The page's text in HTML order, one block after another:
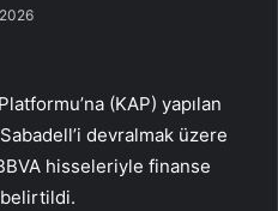
(KAP) yapılan
Sabadell’i devralmak üzere
hisseleriyle finanse
belirtildi.